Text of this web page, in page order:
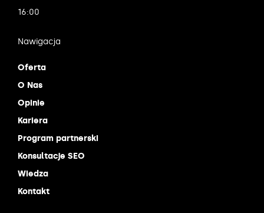
16:00
Nawigacja
Oferta
O Nas
Opinie
Kariera
Program partnerski
Konsultacje SEO
Wiedza
Kontakt